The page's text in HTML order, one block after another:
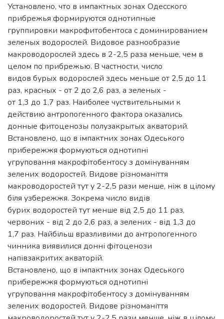
Установлено, что в импактных зонах Одесского
прибрежья формируются однотипные
группировки макрофитобентоса с доминированием
зеленых водорослей. Видовое разнообразие
макроводорослей здесь в 2-2,5 раза меньше, чем в
целом по прибрежью. В частности, число
видов бурых водорослей здесь меньше от 2,5 до 11
раз, красных - от 2 до 2,6 раз, а зеленых -
от 1,3 до 1,7 раз. Наиболее чуствительными к
действию антропогенного фактора оказались
донные фитоценозы полузакрытых акваторий.
Встановлено, що в імпактних зонах Одеського
прибережжя формуються однотипні
угруповання макрофітобентосу з домінуванням
зелених водоростей. Видове різноманіття
макроводоростей тут у 2-2,5 рази менше, ніж в цілому
біля узбережжя. Зокрема число видів
бурих водоростей тут менше від 2,5 до 11 раз,
червоних - від 2 до 2,6 раз, а зелених - від 1,3 до
1,7 раз. Найбільш вразливими до антропогенного
чинника виявилися донні фітоценози
напівзакритих акваторій.
Встановлено, що в імпактних зонах Одеського
прибережжя формуються однотипні
угруповання макрофітобентосу з домінуванням
зелених водоростей. Видове різноманіття